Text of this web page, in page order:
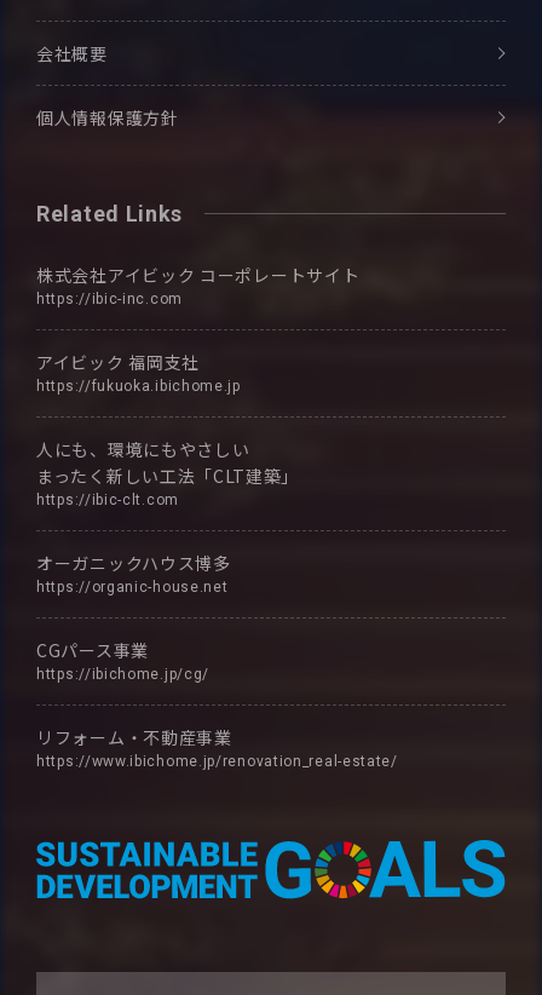
会社概要
個人情報保護方針
Related Links
株式会社アイビック コーポレートサイト
https://ibic-inc.com
アイビック 福岡支社
https://fukuoka.ibichome.jp
人にも、環境にもやさしい
まったく新しい工法「CLT建築」
https://ibic-clt.com
オーガニックハウス博多
https://organic-house.net
CGパース事業
https://ibichome.jp/cg/
リフォーム・不動産事業
https://www.ibichome.jp/renovation_real-estate/